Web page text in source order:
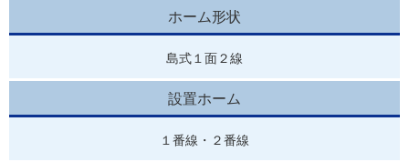
ホーム形状
島式１面２線
設置ホーム
１番線・２番線